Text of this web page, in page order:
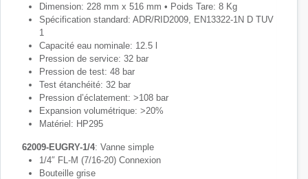
Dimension: 228 mm x 516 mm • Poids Tare: 8 Kg
Spécification standard: ADR/RID2009, EN13322-1N D TUV
1
Capacité eau nominale: 12.5 l
Pression de service: 32 bar
Pression de test: 48 bar
Test étanchéité: 32 bar
Pression d’éclatement: >108 bar
Expansion volumétrique: >20%
Matériel: HP295
62009-EUGRY-1/4: Vanne simple
1/4″ FL-M (7/16-20) Connexion
Bouteille grise